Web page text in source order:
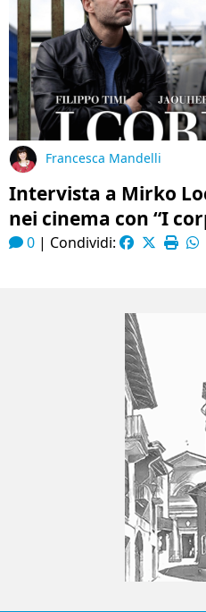
Francesca Mandelli
Intervista a Mirko
nei cinema con “I
0 | Condividi: